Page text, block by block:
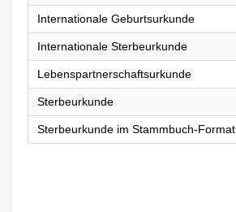
Internationale Geburtsurkunde
Internationale Sterbeurkunde
Lebenspartnerschaftsurkunde
Sterbeurkunde
Sterbeurkunde im Stammbuch-Format